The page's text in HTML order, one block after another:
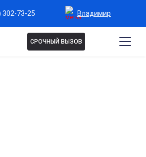
302-73-25 Владимир
СРОЧНЫЙ ВЫЗОВ